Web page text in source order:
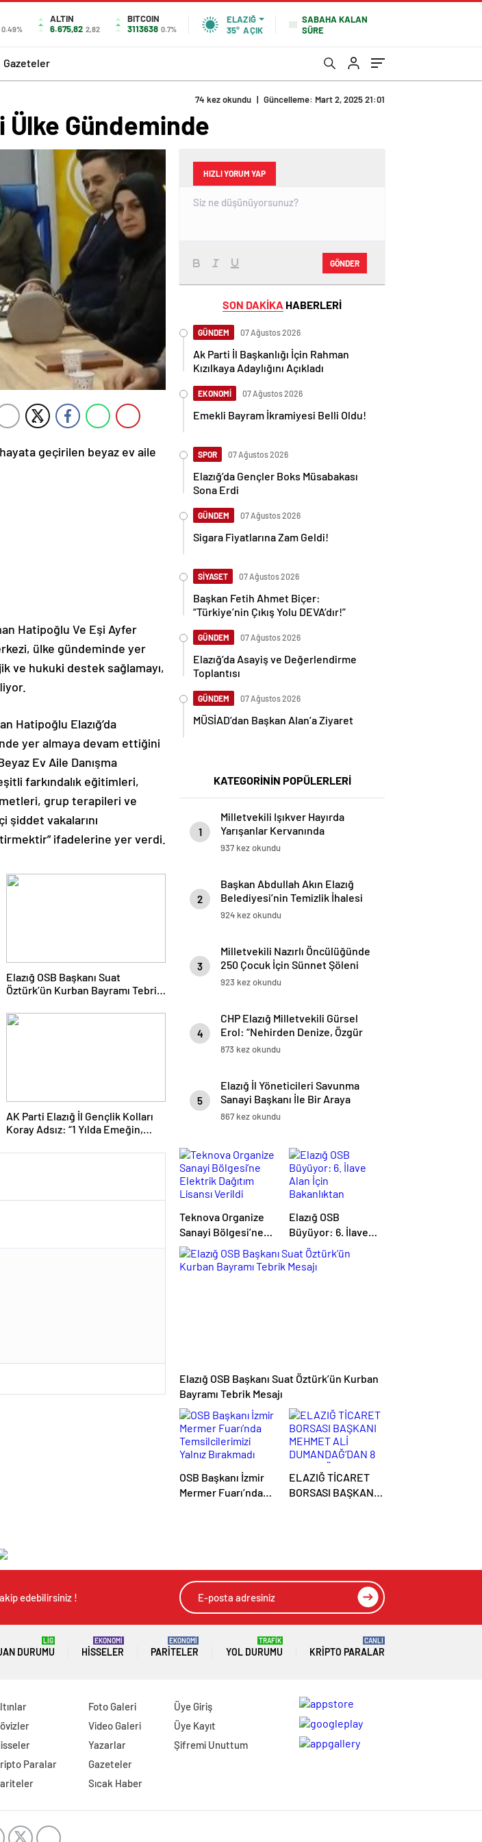
0.49%
ALTIN
6.675,82 2,82
BITCOIN
3113638 0.7%
ELAZIĞ
35° AÇIK
SABAHA KALAN
SÜRE
Gazeteler
74 kez okundu | Güncelleme: Mart 2, 2025 21:01
Ülke Gündeminde
geçirilen beyaz ev aile
Hatipoğlu Ve Eşi Ayfer
ülke gündeminde yer
ve hukuki destek sağlamayı,
Hatipoğlu Elazığ’da
yer almaya devam ettiğini
Ev Aile Danışma
farkındalık eğitimleri,
grup terapileri ve
şiddet vakalarını
ifadelerine yer verdi.
Elazığ OSB Başkanı Suat
Öztürk’ün Kurban Bayramı Tebrik
AK Parti Elazığ İl Gençlik Kolları
Koray Adsız: “1 Yılda Emeğin,
Sahada Bıraktık”
HIZLI YORUM YAP
GÖNDER
SON DAKİKA HABERLERİ
GÜNDEM 07 Ağustos 2026
Ak Parti İl Başkanlığı İçin Rahman
Kızılkaya Adaylığını Açıkladı
EKONOMİ 07 Ağustos 2026
Emekli Bayram İkramiyesi Belli Oldu!
SPOR 07 Ağustos 2026
Elazığ’da Gençler Boks Müsabakası
Sona Erdi
GÜNDEM 07 Ağustos 2026
Sigara Fiyatlarına Zam Geldi!
SİYASET 07 Ağustos 2026
Başkan Fetih Ahmet Biçer:
“Türkiye’nin Çıkış Yolu DEVA’dır!”
GÜNDEM 07 Ağustos 2026
Elazığ’da Asayiş ve Değerlendirme
Toplantısı
GÜNDEM 07 Ağustos 2026
MÜSİAD’dan Başkan Alan’a Ziyaret
KATEGORİNİN POPÜLERLERİ
1
Milletvekili Işıkver Hayırda
Yarışanlar Kervanında
937 kez okundu
2
Başkan Abdullah Akın Elazığ
Belediyesi’nin Temizlik İhalesi
Hakkında Suç Duyurusunda
924 kez okundu
3
Milletvekili Nazırlı Öncülüğünde
250 Çocuk İçin Sünnet Şöleni
Düzenlendi
923 kez okundu
4
CHP Elazığ Milletvekili Gürsel
Erol: “Nehirden Denize, Özgür
Filistin”
873 kez okundu
5
Elazığ İl Yöneticileri Savunma
Sanayi Başkanı İle Bir Araya
Geldi
867 kez okundu
Teknova Organize
Sanayi Bölgesi’ne
Elektrik Dağıtım
Lisansı Verildi
Elazığ OSB
Büyüyor: 6. İlave
Alan İçin
Bakanlıktan
Stratejik Onay!
Elazığ OSB Başkanı Suat Öztürk’ün Kurban
Bayramı Tebrik Mesajı
OSB Başkanı İzmir
Mermer Fuarı’nda
ELAZIĞ TİCARET
BORSASI BAŞKANI
MESAJI
edebilirsiniz !
DURUMU
LİG
HISSELER
EKONOMİ
PARITELER
EKONOMİ
YOL DURUMU
TRAFİK
KRIPTO PARALAR
CANLI
Paralar
Foto Galeri
Video Galeri
Yazarlar
Gazeteler
Sıcak Haber
Üye Giriş
Üye Kayıt
Şifremi Unuttum